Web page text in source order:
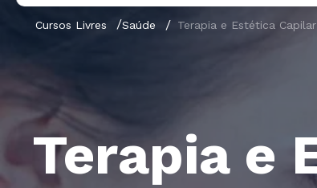
Cursos Livres Saúde Terapia e Estética Capilar
Terapia e